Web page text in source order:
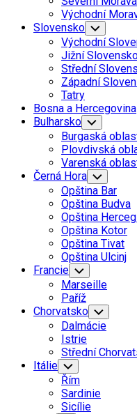
Východní
Slovensko Toggle
Child
Menu
Východní
Jižní
Střední
Západní
Tatry
Bosna a Hercegovina
Bulharsko Toggle
Child
Menu
Burgaská
Plovdivská
Varenská
Černá Hora Toggle
Child
Menu
Opština Bar
Opština Budva
Opština
Opština Kotor
Opština Tivat
Opština Ulcinj
Francie Toggle
Child
Menu
Marseille
Paříž
Chorvatsko Toggle
Child
Menu
Dalmácie
Istrie
Střední
Itálie Toggle
Child
Menu
Řím
Sardinie
Sicílie